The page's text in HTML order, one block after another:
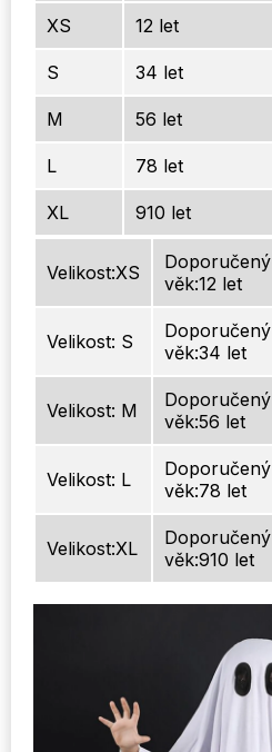
XS 12 let
S 34 let
M 56 let
L 78 let
XL 910 let
Velikost:XS
Doporučený
věk:12 let
Velikost: S
Doporučený
věk:34 let
Velikost: M
Doporučený
věk:56 let
Velikost: L
Doporučený
věk:78 let
Velikost:XL
Doporučený
věk:910 let